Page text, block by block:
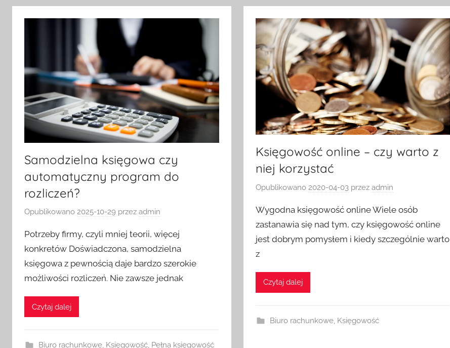
Samodzielna księgowa czy
automatyczny program do
rozliczeń?
Opublikowano 2025-10-29 przez admin
Potrzeby firmy, czyli mniej teorii, więcej
konkretów Doświadczona, samodzielna
księgowa z pewnością daje bardzo szerokie
możliwości rozliczeń. Nie zawsze jednak
Czytaj dalej
Biuro rachunkowe, Księgowość, Pełna księgowość
Księgowość online – czy warto z
niej korzystać
Opublikowano2020-04-03 przezadmin
Wygodna księgowość online Wiele osób
zastanawia się nad tym, czy księgowość online
jest dobrym pomysłem i kiedy szczególnie warto
z
Czytaj dalej
Biuro rachunkowe, Księgowość